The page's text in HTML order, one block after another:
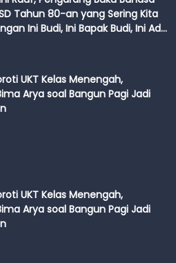
Tahun 80-an yang Sering Kita
Ini Budi, Ini Bapak Budi, Ini Adik
UKT Kelas Menengah,
Arya soal Bangun Pagi Jadi
UKT Kelas Menengah,
Arya soal Bangun Pagi Jadi